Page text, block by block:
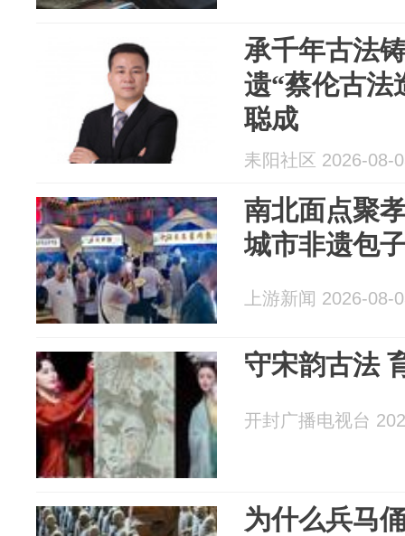
承千年古法
遗“蔡伦古法
聪成
耒阳社区 2026-08-
南北面点聚
城市非遗包
上游新闻 2026-08-
守宋韵古法
开封广播电视台
为什么兵马